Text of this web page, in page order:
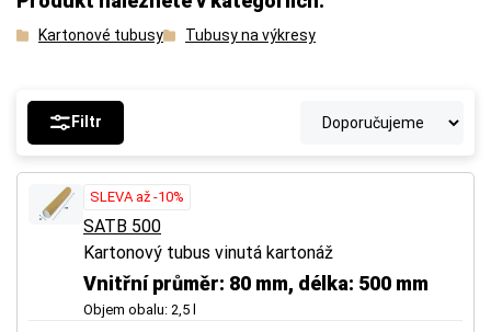
Kartonové tubusy Tubusy na výkresy
Filtr
SLEVA až -10%
SATB 500
Kartonový tubus vinutá kartonáž
Vnitřní průměr: 80 mm, délka: 500 mm
Objem obalu: 2,5 l